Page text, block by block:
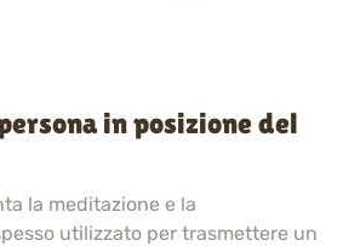
in posizione del
la meditazione e la
utilizzato per trasmettere un